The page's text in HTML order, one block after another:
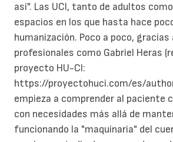
así". Las UCI, tanto de adultos
espacios en los que hasta hace
humanización. Poco a poco,
profesionales como Gabriel Heras
proyecto HU-CI:
https://proyectohuci.com/es/
empieza a comprender al paciente
con necesidades más allá de
funcionando la "maquinaria" del